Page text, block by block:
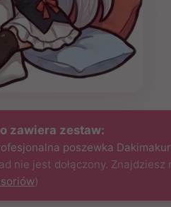
zawiera zestaw:
poszewka
nie jest dołączony.
)